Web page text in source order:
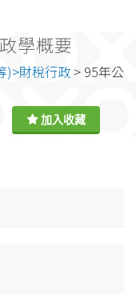
學概要
)>財稅行政 > 95年公